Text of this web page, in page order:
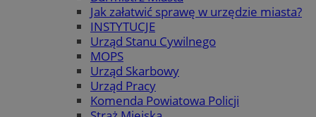
Jak załatwić sprawę w urzędzie miasta?
INSTYTUCJE
Urząd Stanu Cywilnego
MOPS
Urząd Skarbowy
Urząd Pracy
Komenda Powiatowa Policji